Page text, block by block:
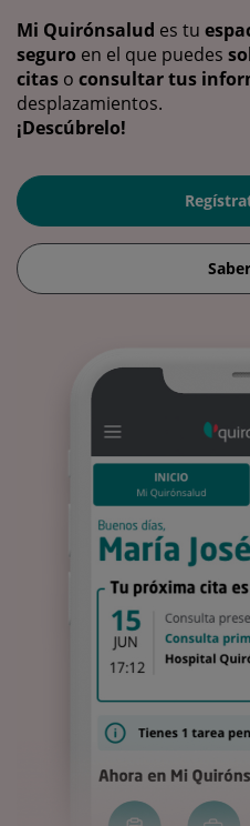
Mi Quirónsalud es tu
seguro en el que puedes
citas o consultar tus
desplazamientos.
¡Descúbrelo!